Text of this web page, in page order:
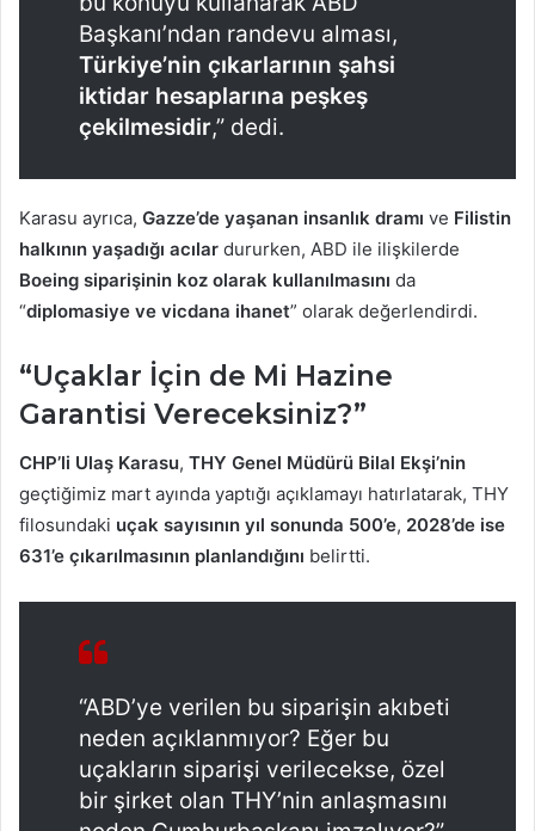
Başkanı’ndan randevu alması,
Türkiye’nin çıkarlarının şahsi
iktidar hesaplarına peşkeş
çekilmesidir,” dedi.
Karasu ayrıca, Gazze’de yaşanan insanlık dramı ve Filistin
halkının yaşadığı acılar dururken, ABD ile ilişkilerde
Boeing siparişinin koz olarak kullanılmasını da
“diplomasiye ve vicdana ihanet” olarak değerlendirdi.
“Uçaklar İçin de Mi Hazine
Garantisi Vereceksiniz?”
CHP’li Ulaş Karasu, THY Genel Müdürü Bilal Ekşi’nin
geçtiğimiz mart ayında yaptığı açıklamayı hatırlatarak, THY
filosundaki uçak sayısının yıl sonunda 500’e, 2028’de ise
631’e çıkarılmasının planlandığını belirtti.
“ABD’ye verilen bu siparişin akıbeti
neden açıklanmıyor? Eğer bu
uçakların siparişi verilecekse, özel
bir şirket olan THY’nin anlaşmasını